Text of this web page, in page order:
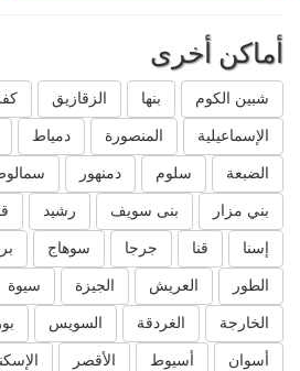
أماكن أخرى
شبين الكوم بنها الزقازيق
الإسماعيلية المنصورة دمياط
الضبعة سلوم دمنهور
بني مزار بنى سويف رشيد
إسنا قنا جرجا سوهاج
الطور العريش الجيزة سيوة
الخارجة الغردقة السويس
أسوان أسيوط الأقصر